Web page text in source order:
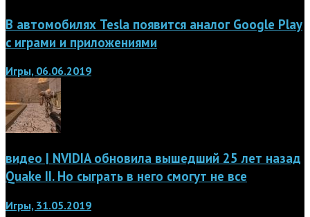
В автомобилях Tesla появится аналог Google Play
с играми и приложениями
Игры, 06.06.2019
видео | NVIDIA обновила вышедший 25 лет назад
Quake II. Но сыграть в него смогут не все
Игры, 31.05.2019